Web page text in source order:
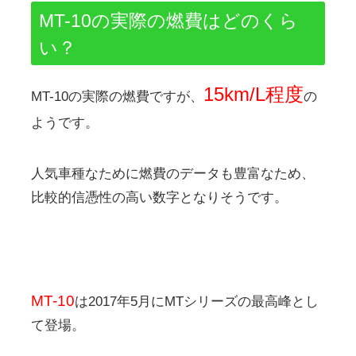
MT-10の実際の燃費はどのくら
い？
MT-10の実際の燃費ですが、 15km/L程度の
ようです。
人気車種なために燃費のデータも豊富なため、
比較的信憑性の高い数字となりそうです。
MT-10は2017年5月にMTシリーズの最高峰とし
て登場。